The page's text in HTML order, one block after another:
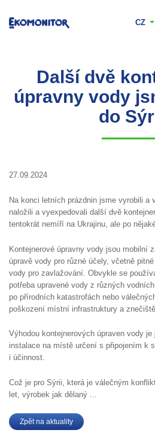
CZ
Další dvě
úpravny vody
do
27.09.2024
Na konci letních prázdnin jsme vyrobili a
naložili a vyexpedovali další dvě
tentokrát nemíří na Ukrajinu, ale po
Kontejnerové úpravny vody jsou mobilní
úpravě vody pro různé účely, včetně
vody pro zavlažování. Obvykle se
potřeba upravené vody z různých
po přírodních katastrofách nebo
poškození místní infrastruktury a
Výhodou kontejnerových úpraven vody
instalace na místě určení s připojením k
i účinnost.
Což je pro Sýrii, která je válečným
let, výrobek jak dělaný ...
Zpět na aktuality